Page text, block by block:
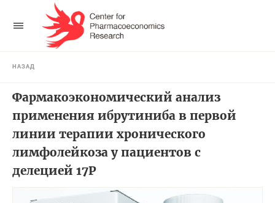
НАЗАД
Фармакоэкономический анализ
применения ибрутиниба в первой
линии терапии хронического
лимфолейкоза у пациентов с
делецией 17Р